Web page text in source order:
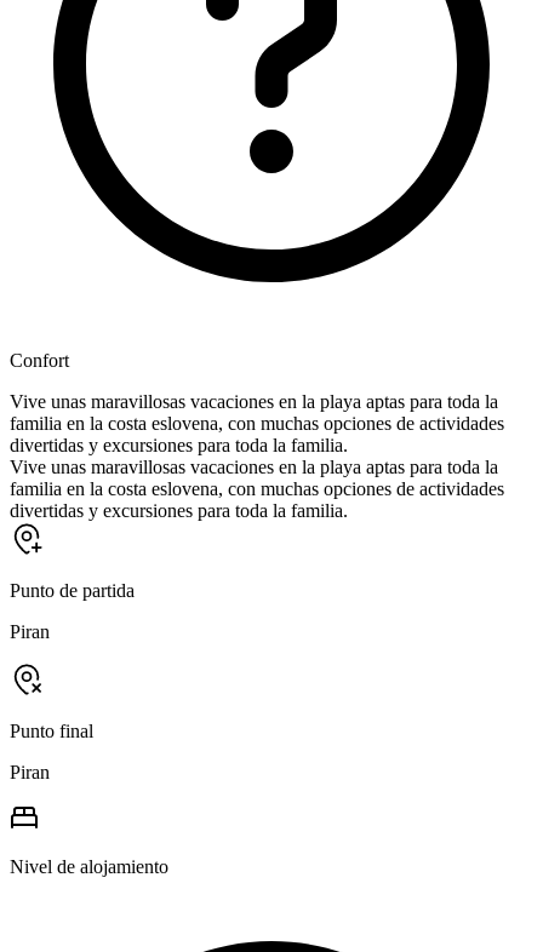
Confort
Vive unas maravillosas vacaciones en la playa aptas para toda la
familia en la costa eslovena, con muchas opciones de actividades
divertidas y excursiones para toda la familia.
Vive unas maravillosas vacaciones en la playa aptas para toda la
familia en la costa eslovena, con muchas opciones de actividades
divertidas y excursiones para toda la familia.
Punto de partida
Piran
Punto final
Piran
Nivel de alojamiento